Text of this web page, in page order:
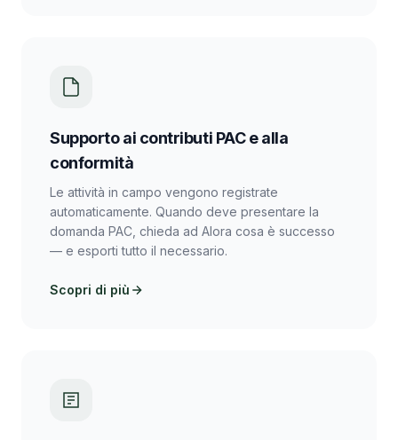
Supporto ai contributi PAC e alla
conformità
Le attività in campo vengono registrate
automaticamente. Quando deve presentare la
domanda PAC, chieda ad Alora cosa è successo
— e esporti tutto il necessario.
Scopri di più